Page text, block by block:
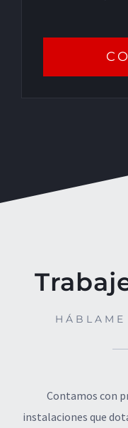
Contamos con
instalaciones que